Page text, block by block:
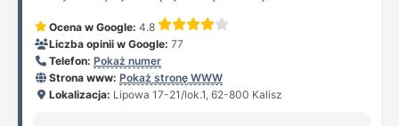
Ocena w Google: 4.8
Liczba opinii w Google: 77
Telefon: Pokaż numer
Strona www: Pokaż stronę WWW
Lokalizacja: Lipowa 17-21/lok.1, 62-800 Kalisz